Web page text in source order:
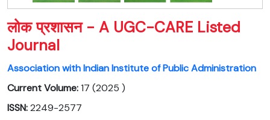
लोक प्रशासन - A UGC-CARE Listed
Journal
Association with Indian Institute of Public Administration
Current Volume:17 (2025 )
ISSN:2249-2577